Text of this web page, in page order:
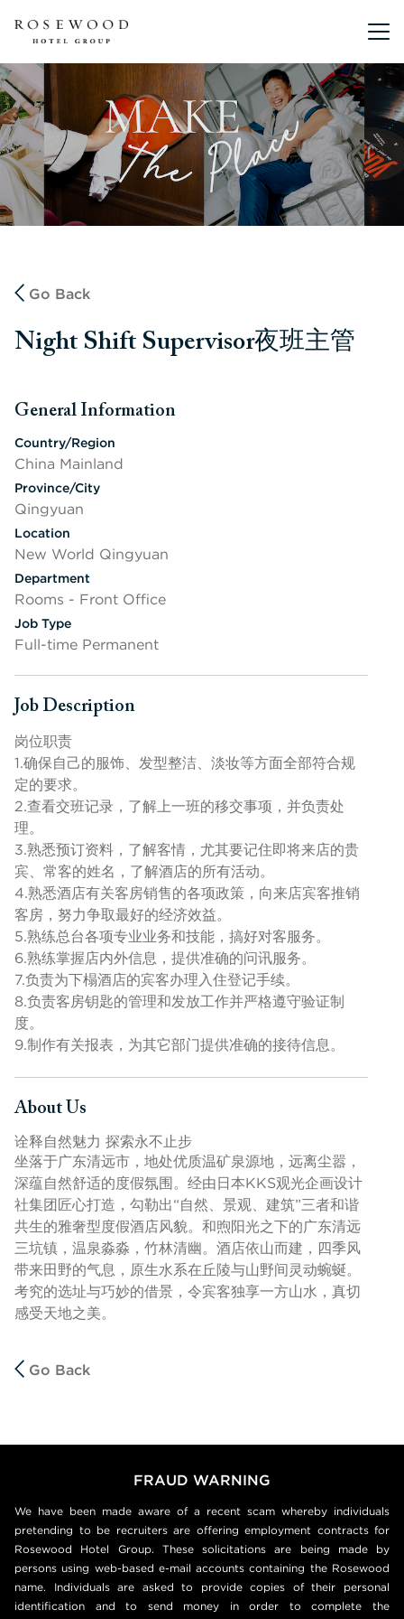
Main
Go Back
Night Shift Supervisor夜班主管
General Information
Press space or enter keys to toggle section visibility
Country/Region
China Mainland
Province/City
Qingyuan
Location
New World Qingyuan
Department
Rooms - Front Office
Job Type
Full-time Permanent
Job Description
Press space or enter keys to toggle section visibility
岗位职责
1.确保自己的服饰、发型整洁、淡妆等方面全部符合规
定的要求。
2.查看交班记录，了解上一班的移交事项，并负责处
理。
3.熟悉预订资料，了解客情，尤其要记住即将来店的贵
宾、常客的姓名，了解酒店的所有活动。
4.熟悉酒店有关客房销售的各项政策，向来店宾客推销
客房，努力争取最好的经济效益。
5.熟练总台各项专业业务和技能，搞好对客服务。
6.熟练掌握店内外信息，提供准确的问讯服务。
7.负责为下榻酒店的宾客办理入住登记手续。
8.负责客房钥匙的管理和发放工作并严格遵守验证制
度。
9.制作有关报表，为其它部门提供准确的接待信息。
About Us
Press space or enter keys to toggle section visibility
诠释自然魅力 探索永不止步
坐落于广东清远市，地处优质温矿泉源地，远离尘嚣，
深蕴自然舒适的度假氛围。经由日本KKS观光企画设计
社集团匠心打造，勾勒出“自然、景观、建筑”三者和谐
共生的雅奢型度假酒店风貌。和煦阳光之下的广东清远
三坑镇，温泉淼淼，竹林清幽。酒店依山而建，四季风
带来田野的气息，原生水系在丘陵与山野间灵动蜿蜒。
考究的选址与巧妙的借景，令宾客独享一方山水，真切
感受天地之美。
Go Back
FRAUD WARNING
We have been made aware of a recent scam whereby individuals
pretending to be recruiters are offering employment contracts for
Rosewood Hotel Group. These solicitations are being made by
persons using web-based e-mail accounts containing the Rosewood
name. Individuals are asked to provide copies of their personal
identification and to send money in order to complete the